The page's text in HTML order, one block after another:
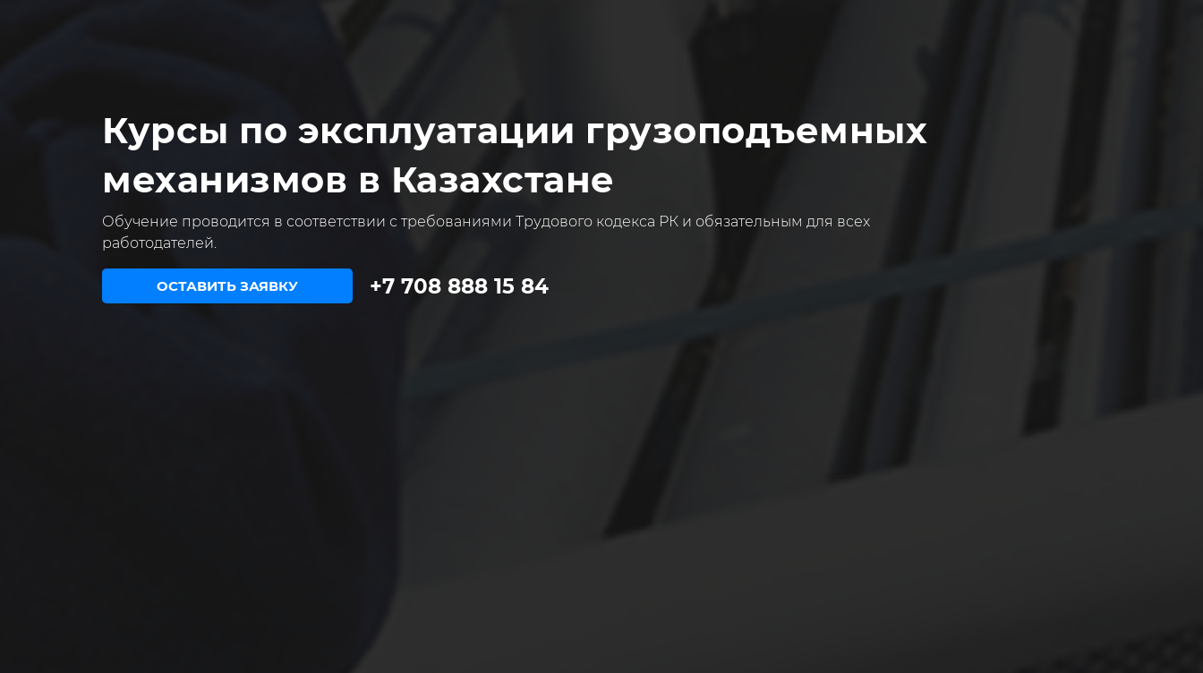
Курсы по эксплуатации грузоподъемных
механизмов в Казахстане
Обучение проводится в соответствии с требованиями Трудового кодекса РК и обязательным для всех
работодателей.
ОСТАВИТЬ ЗАЯВКУ +7 708 888 15 84